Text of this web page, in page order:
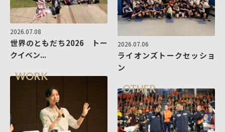
2026.07.08
世界のともだち2026 トー
クイベン...
2026.07.06
ライオンズトークセッショ
ン
WORK
OTHER